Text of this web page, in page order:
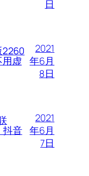
日
2260
虚
2021
年6月
8日
抖音
2021
年6月
7日